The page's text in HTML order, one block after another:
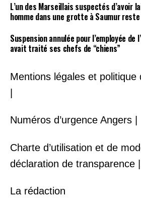
L’un des Marseillais suspectés d’avoir
homme dans une grotte à Saumur
Suspension annulée pour l’employée de
avait traité ses chefs de “chiens”
Mentions légales et politique
|
Numéros d’urgence Angers |
Charte d’utilisation et de
déclaration de transparence |
La rédaction